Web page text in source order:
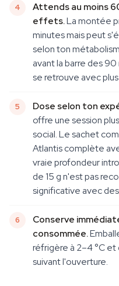
Attends au moins
effets.La montée
minutes mais peut
selon ton
avant la barre des
se retrouve avec
Dose selon ton
offre une session
social. Le sachet
Atlantis complète
vraie profondeur
de 15 g n'est pas
significative avec
Conserve
consommée.
réfrigère à 2–4 °C
suivant l'ouverture.